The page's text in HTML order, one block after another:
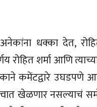
धक्का देत,
शर्मा आणि
कमेंटद्वारे उघडपणे
खेळणार